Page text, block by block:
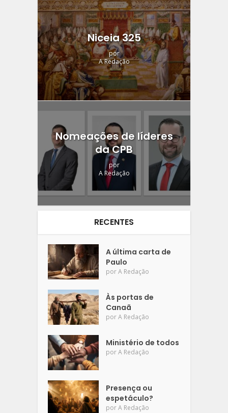
Niceia 325
por
A Redação
Nomeações de líderes
da CPB
por
A Redação
RECENTES
A última carta de
Paulo
porA Redação
Às portas de
Canaã
porA Redação
Ministério de todos
porA Redação
Presença ou
espetáculo?
porA Redação